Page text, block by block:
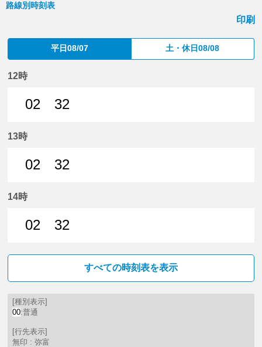
路線別時刻表
印刷
平日08/07 土・休日08/08
12時
02
32
13時
02
32
14時
02
32
すべての時刻表を表示
[種別表示]
00:普通
[行先表示]
無印 : 弥富